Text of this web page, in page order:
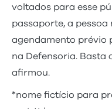
voltados para esse
passaporte, a
agendamento prévio
na Defensoria. Basta
afirmou.
*nome fictício para